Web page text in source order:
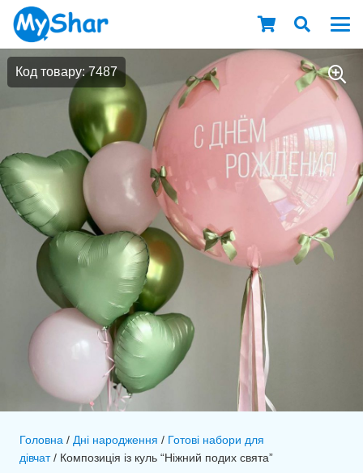
Код товару: 7487
Головна / Дні народження / Готові набори для
дівчат/ Композиція із куль “Ніжний подих свята”